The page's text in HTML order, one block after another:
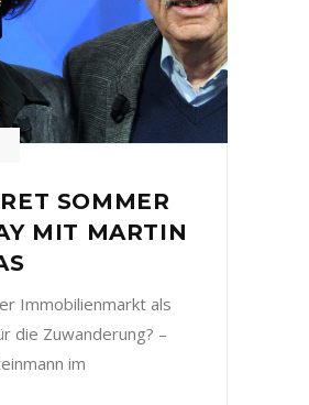
SOMMER
MIT MARTIN
Immobilienmarkt als
die Zuwanderung? –
im